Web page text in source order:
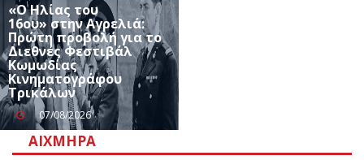
«Ο Ηλίας του
16ου» στην Αγρελιά:
Πρώτη προβολή για το
Διεθνές Φεστιβάλ
Κωμωδίας
Κινηματογράφου
Τρικάλων
07/08/2026
ΑΙΧΜΗΡΆ